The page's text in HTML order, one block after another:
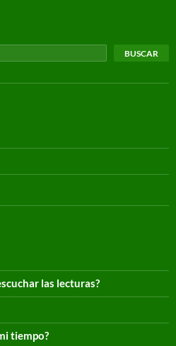
BUSCAR
las lecturas?
tiempo?